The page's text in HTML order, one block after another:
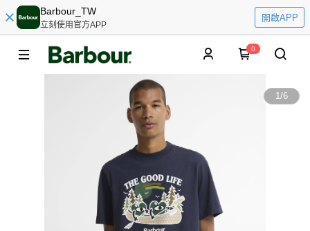
Barbour_TW
立刻使用官方APP
開啟APP
0
1/6